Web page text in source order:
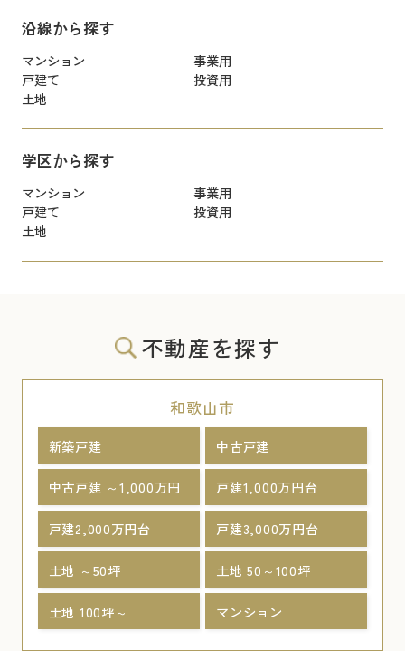
沿線から探す
マンション
事業用
戸建て
投資用
土地
学区から探す
マンション
事業用
戸建て
投資用
土地
不動産を探す
和歌山市
新築戸建 中古戸建
中古戸建 ～1,000万円 戸建1,000万円台
戸建2,000万円台 戸建3,000万円台
土地 ～50坪 土地 50～100坪
土地 100坪～ マンション